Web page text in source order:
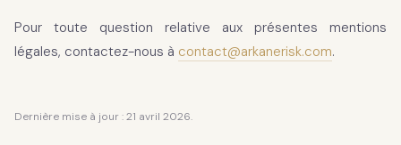
Pour toute question relative aux présentes mentions
légales, contactez-nous à contact@arkanerisk.com.
Dernière mise à jour : 21 avril 2026.